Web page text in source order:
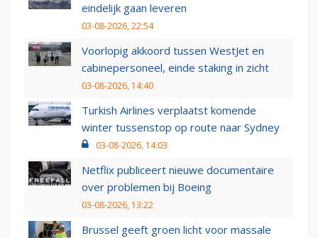
eindelijk gaan leveren
03-08-2026, 22:54
Voorlopig akkoord tussen WestJet en
cabinepersoneel, einde staking in zicht
03-08-2026, 14:40
Turkish Airlines verplaatst komende
winter tussenstop op route naar Sydney
03-08-2026, 14:03
Netflix publiceert nieuwe documentaire
over problemen bij Boeing
03-08-2026, 13:22
Brussel geeft groen licht voor massale